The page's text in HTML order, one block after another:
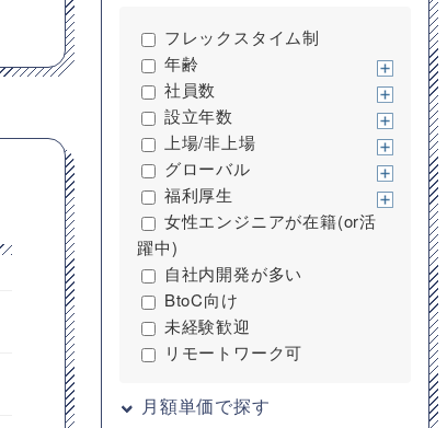
フレックスタイム制
年齢
社員数
設立年数
上場/非上場
グローバル
福利厚生
女性エンジニアが在籍(or活
躍中)
自社内開発が多い
BtoC向け
未経験歓迎
リモートワーク可
月額単価で探す